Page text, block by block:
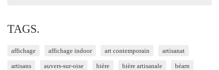
TAGS.
affichage affichage indoor art contemporain artisanat
artisans auvers-sur-oise bière bière artisanale béarn